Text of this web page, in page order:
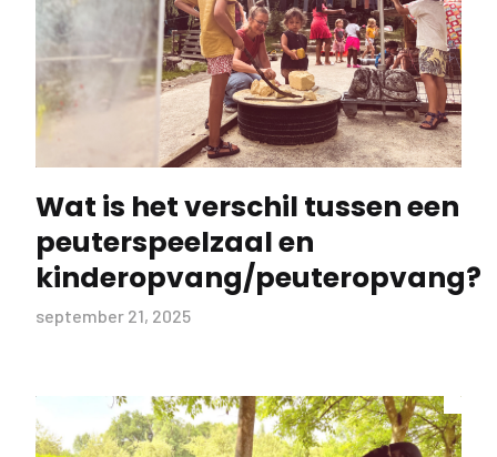
Wat is het verschil tussen een
peuterspeelzaal en
kinderopvang/peuteropvang?
september 21, 2025